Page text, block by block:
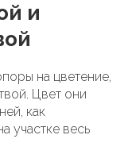
и
на цветение,
Цвет они
как
участке весь